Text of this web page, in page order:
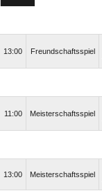
13:00 Freundschaftsspiel
11:00 Meisterschaftsspiel
13:00 Meisterschaftsspiel